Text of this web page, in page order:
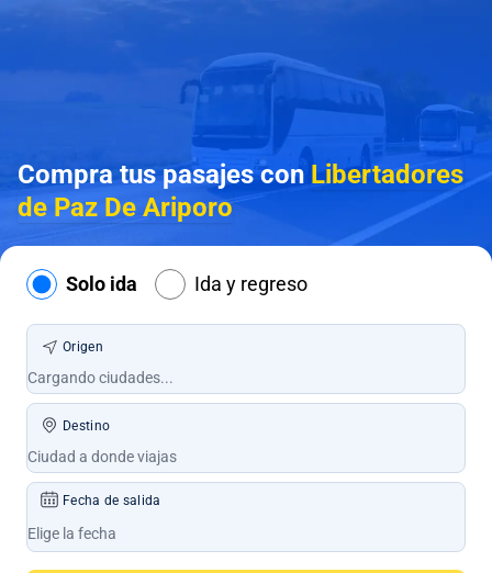
Compra tus pasajes con Libertadores
de Paz De Ariporo
Solo ida Ida y regreso
Origen
Destino
Fecha de salida